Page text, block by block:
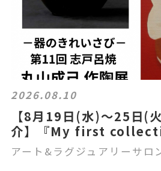
2026.08.10
【8月19日(水)～25日(
介】『My first
ート展』『－器のきれい
戸呂焼 丸山成己 作陶展』
アート&ラグジュアリーサ